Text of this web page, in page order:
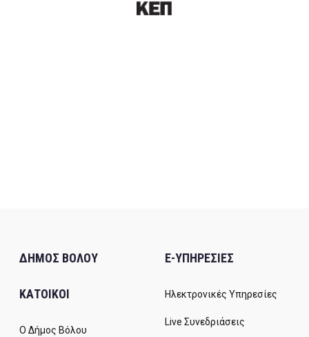
ΔΗΜΟΣ ΒΟΛΟΥ
ΚΑΤΟΙΚΟΙ
Ο Δήμος Βόλου
E-ΥΠΗΡΕΣΙΕΣ
Ηλεκτρονικές Υπηρεσίες
Live Συνεδριάσεις